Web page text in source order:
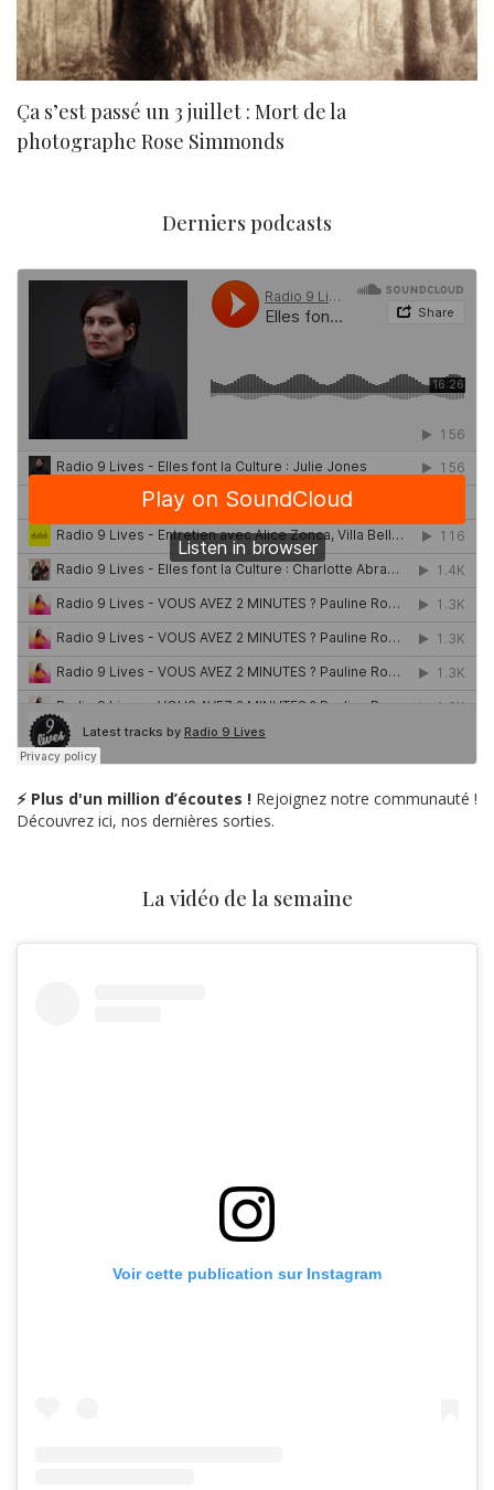
Ça s’est passé un 3 juillet : Mort de la
photographe Rose Simmonds
Derniers podcasts
⚡ Plus d'un million d’écoutes ! Rejoignez notre communauté !
Découvrez ici, nos dernières sorties.
La vidéo de la semaine
Voir cette publication sur Instagram